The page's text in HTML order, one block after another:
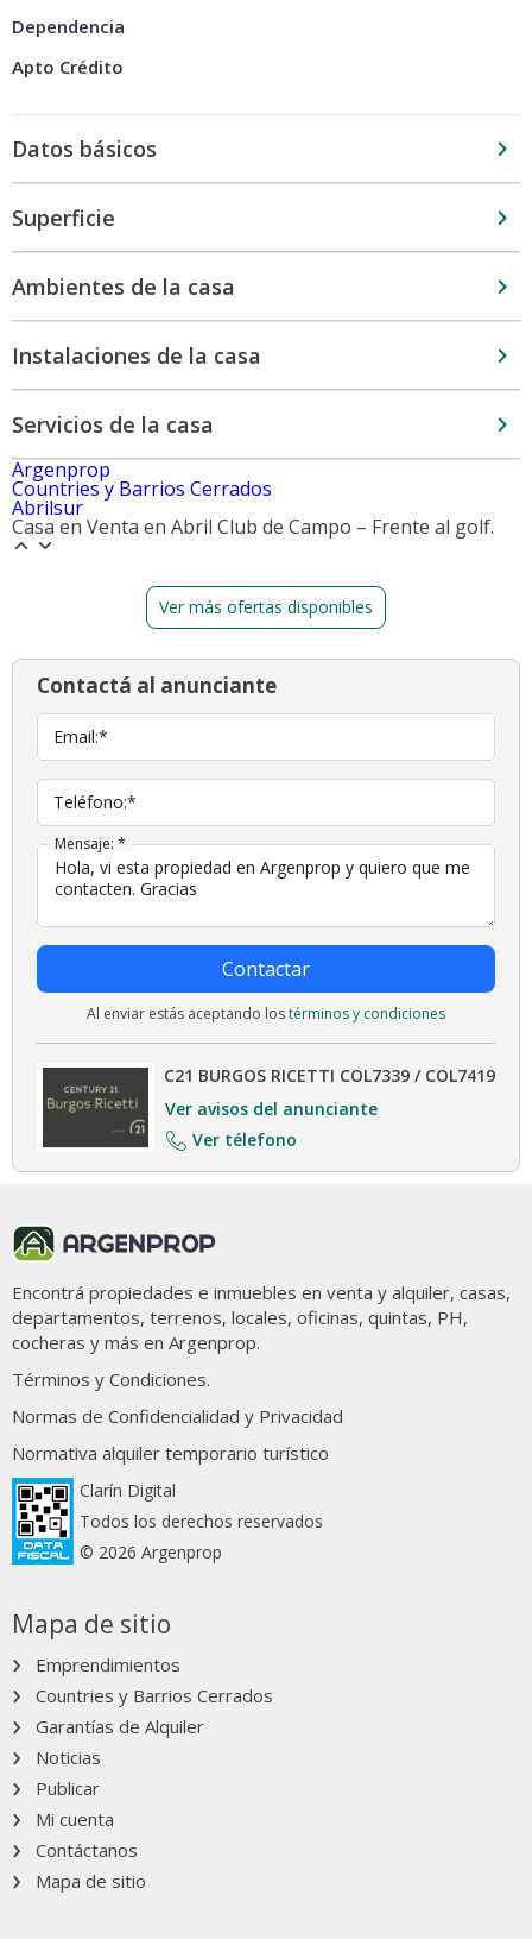
Dependencia
Apto Crédito
Datos básicos
Superficie
Ambientes de la casa
Instalaciones de la casa
Servicios de la casa
Argenprop
Countries y Barrios Cerrados
Abrilsur
Casa en Venta en Abril Club de Campo – Frente al golf.
Ver más ofertas disponibles
Contactá al anunciante
Email:*
Teléfono:*
Mensaje: *
Contactar
Al enviar estás aceptando lostérminos y condiciones
C21 BURGOS RICETTI COL7339 / COL7419
Ver avisos del anunciante
Ver télefono
Encontrá propiedades e inmuebles en venta y alquiler, casas,
departamentos, terrenos, locales, oficinas, quintas, PH,
cocheras y más en Argenprop.
Términos y Condiciones.
Normas de Confidencialidad y Privacidad
Normativa alquiler temporario turístico
Clarín Digital
Todos los derechos reservados
© 2026 Argenprop
Mapa de sitio
Emprendimientos
Countries y Barrios Cerrados
Garantías de Alquiler
Noticias
Publicar
Mi cuenta
Contáctanos
Mapa de sitio